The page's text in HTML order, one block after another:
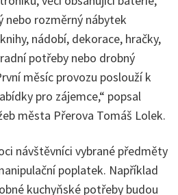
nebo rozměrný nábytek
nádobí, dekorace, hračky,
potřeby nebo drobný
měsíc provozu poslouží k
pro zájemce,“ popsal
města Přerova Tomáš Lolek.
návštěvníci vybrané předměty
poplatek. Například
kuchyňské potřeby budou